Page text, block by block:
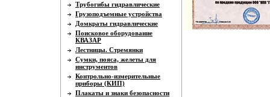
Трубогибы гидравлические
Грузоподъемные устройства
Домкраты гидравлические
Поисковое оборудование
КВАЗАР
Лестницы. Стремянки
Сумки, пояса, желеты для
инструментов
Контрольно-измерительные
приборы (КИП)
Плакаты и знаки безопасности